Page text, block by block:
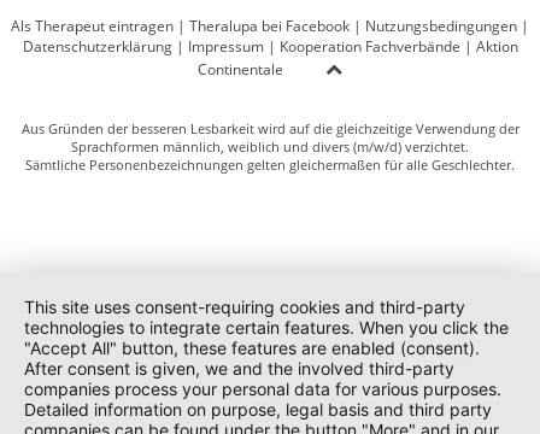
Als Therapeut eintragen | Theralupa bei Facebook | Nutzungsbedingungen |
Datenschutzerklärung| Impressum| Kooperation Fachverbände | Aktion
Continentale
Aus Gründen der besseren Lesbarkeit wird auf die gleichzeitige Verwendung der
Sprachformen männlich, weiblich und divers (m/w/d) verzichtet.
Sämtliche Personenbezeichnungen gelten gleichermaßen für alle Geschlechter.
This site uses consent-requiring cookies and third-party
technologies to integrate certain features. When you click the
"Accept All" button, these features are enabled (consent).
After consent is given, we and the involved third-party
companies process your personal data for various purposes.
Detailed information on purpose, legal basis and third party
companies can be found under the button "More" and in our